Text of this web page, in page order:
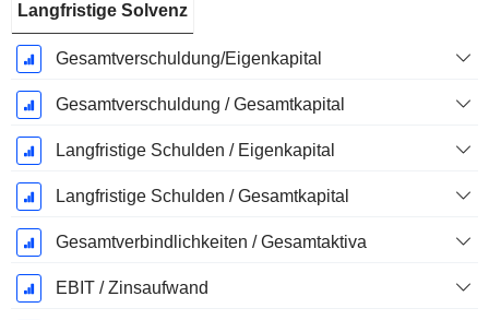
Langfristige Solvenz
Gesamtverschuldung/Eigenkapital
Gesamtverschuldung / Gesamtkapital
Langfristige Schulden / Eigenkapital
Langfristige Schulden / Gesamtkapital
Gesamtverbindlichkeiten / Gesamtaktiva
EBIT / Zinsaufwand